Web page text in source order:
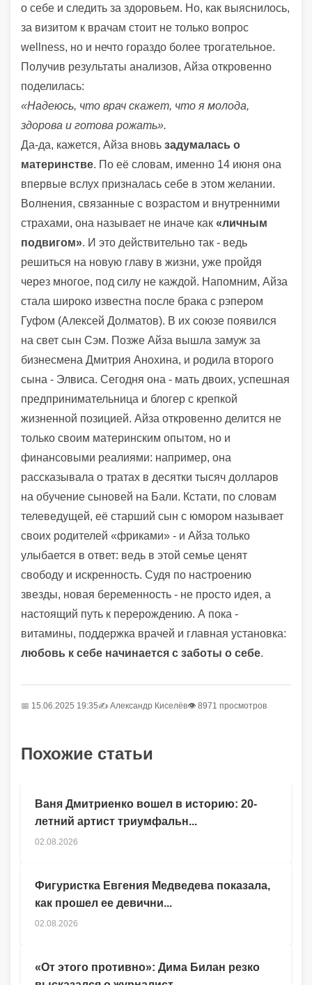
о себе и следить за здоровьем. Но, как выяснилось,
за визитом к врачам стоит не только вопрос
wellness, но и нечто гораздо более трогательное.
Получив результаты анализов, Айза откровенно
поделилась:
«Надеюсь, что врач скажет, что я молода,
здорова и готова рожать».
Да-да, кажется, Айза вновь задумалась о
материнстве. По её словам, именно 14 июня она
впервые вслух призналась себе в этом желании.
Волнения, связанные с возрастом и внутренними
страхами, она называет не иначе как «личным
подвигом». И это действительно так - ведь
решиться на новую главу в жизни, уже пройдя
через многое, под силу не каждой. Напомним, Айза
стала широко известна после брака с рэпером
Гуфом (Алексей Долматов). В их союзе появился
на свет сын Сэм. Позже Айза вышла замуж за
бизнесмена Дмитрия Анохина, и родила второго
сына - Элвиса. Сегодня она - мать двоих, успешная
предпринимательница и блогер с крепкой
жизненной позицией. Айза откровенно делится не
только своим материнским опытом, но и
финансовыми реалиями: например, она
рассказывала о тратах в десятки тысяч долларов
на обучение сыновей на Бали. Кстати, по словам
телеведущей, её старший сын с юмором называет
своих родителей «фриками» - и Айза только
улыбается в ответ: ведь в этой семье ценят
свободу и искренность. Судя по настроению
звезды, новая беременность - не просто идея, а
настоящий путь к перерождению. А пока -
витамины, поддержка врачей и главная установка:
любовь к себе начинается с заботы о себе.
📅 15.06.2025 19:35✍️ Александр Киселёв👁 8971 просмотров
Похожие статьи
Ваня Дмитриенко вошел в историю: 20-
летний артист триумфальн...
02.08.2026
Фигуристка Евгения Медведева показала,
как прошел ее девични...
02.08.2026
«От этого противно»: Дима Билан резко